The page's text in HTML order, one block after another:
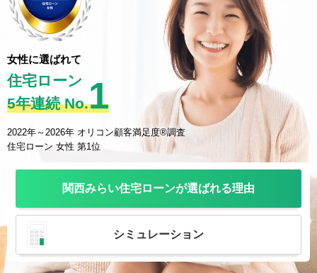
女性に選ばれて
住宅ローン
5年連続 No.1
2022年～2026年 オリコン顧客満足度®調査
住宅ローン 女性 第1位
関西みらい住宅ローンが選ばれる理由
シミュレーション